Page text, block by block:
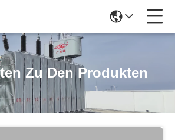
Zu Den Produkten